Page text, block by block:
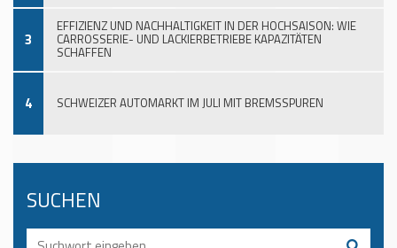
3
EFFIZIENZ UND NACHHALTIGKEIT IN DER HOCHSAISON: WIE
CARROSSERIE- UND LACKIERBETRIEBE KAPAZITÄTEN
SCHAFFEN
4 SCHWEIZER AUTOMARKT IM JULI MIT BREMSSPUREN
SUCHEN